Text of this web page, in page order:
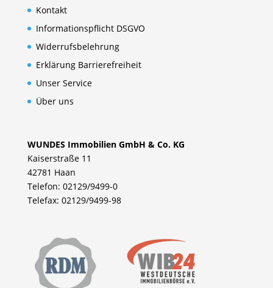
Kontakt
Informationspflicht DSGVO
Widerrufsbelehrung
Erklärung Barrierefreiheit
Unser Service
Über uns
WUNDES Immobilien GmbH & Co. KG
Kaiserstraße 11
42781 Haan
Telefon: 02129/9499-0
Telefax: 02129/9499-98